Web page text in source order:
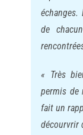
de
« Très
permis de
fait un
décourvrir